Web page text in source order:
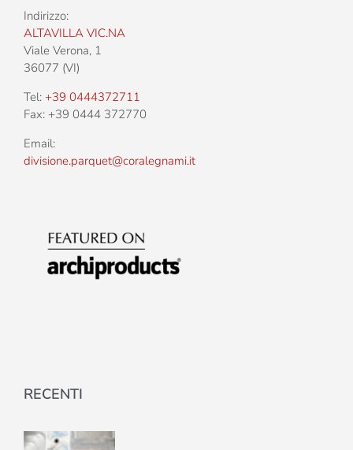
Indirizzo:
ALTAVILLA VIC.NA
Viale Verona, 1
36077 (VI)
Tel: +39 0444372711
Fax: +39 0444 372770
Email:
divisione.parquet@coralegnami.it
RECENTI